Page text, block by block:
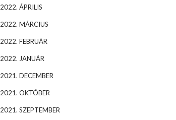
2022. ÁPRILIS
2022. MÁRCIUS
2022. FEBRUÁR
2022. JANUÁR
2021. DECEMBER
2021. OKTÓBER
2021. SZEPTEMBER